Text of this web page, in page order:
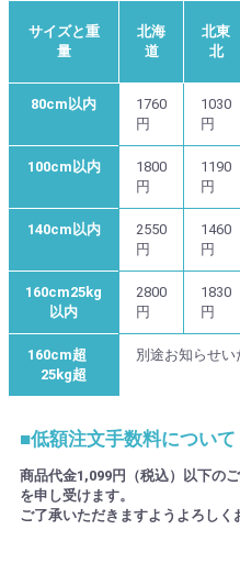
サイズと重
量
北海
道
北東
北
80cm以内
1760
円
1030
円
100cm以内
1800
円
1190
円
140cm以内
2550
円
1460
円
160cm25kg
以内
2800
円
1830
円
160cm超
25kg超
別途お知らせい
■低額注文手数料について
商品代金1,099円（税込）以下のご
を申し受けます。
ご了承いただきますようよろしく